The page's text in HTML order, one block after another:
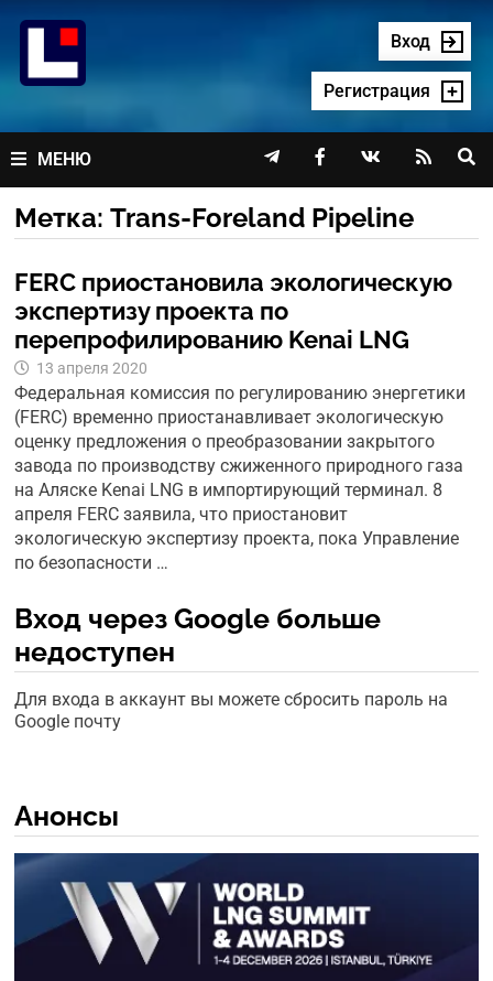
содержимому
Вход
Регистрация
МЕНЮ    
Метка:Trans-Foreland Pipeline
FERC приостановила экологическую
экспертизу проекта по
перепрофилированию Kenai LNG
13 апреля 2020
Федеральная комиссия по регулированию энергетики
(FERC) временно приостанавливает экологическую
оценку предложения о преобразовании закрытого
завода по производству сжиженного природного газа
на Аляске Kenai LNG в импортирующий терминал. 8
апреля FERC заявила, что приостановит
экологическую экспертизу проекта, пока Управление
по безопасности …
Вход через Google больше
недоступен
Для входа в аккаунт вы можете сбросить пароль на
Google почту
Анонсы